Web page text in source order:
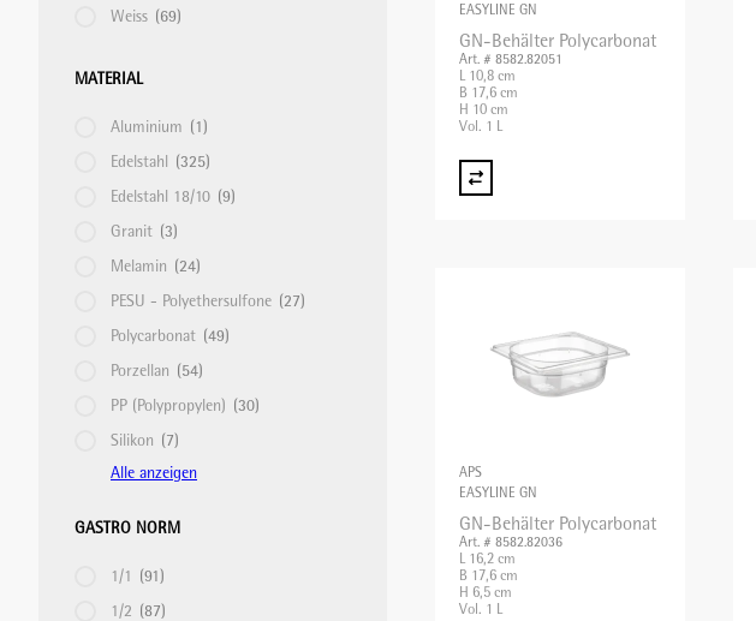
RACLETTEGERÄTE
SCHNEIDEMASCHINEN
SOUS-VIDE
TOASTER
VAKUUMIERMASCHINEN
TABLETT-/TELLERTRANSPORTWAGEN
Weiss (69)
MATERIAL
Aluminium (1)
Edelstahl (325)
Edelstahl 18/10 (9)
Granit (3)
Melamin (24)
PESU - Polyethersulfone (27)
Polycarbonat (49)
Porzellan (54)
PP (Polypropylen) (30)
Silikon (7)
Alle anzeigen
GASTRO NORM
1/1 (91)
1/2 (87)
EASYLINE GN
GN-Behälter Polycarbonat
Art. # 8582.82051
L 10,8 cm
B 17,6 cm
H 10 cm
Vol. 1 L
APS
EASYLINE GN
GN-Behälter Polycarbonat
Art. # 8582.82036
L 16,2 cm
B 17,6 cm
H 6,5 cm
Vol. 1 L